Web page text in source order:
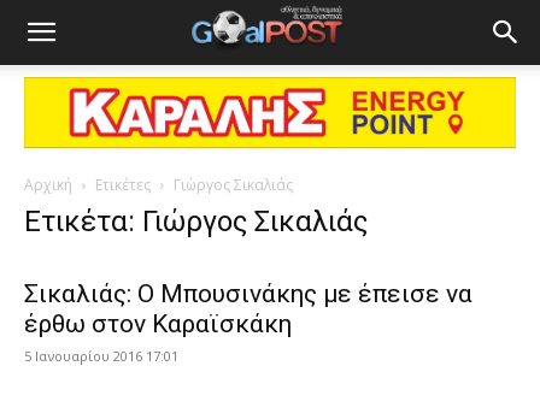
Αρχική Ετικέτες Γιώργος Σικαλιάς
Ετικέτα: Γιώργος Σικαλιάς
Σικαλιάς: Ο Μπουσινάκης με έπεισε να
έρθω στον Καραϊσκάκη
5 Ιανουαρίου 2016 17:01